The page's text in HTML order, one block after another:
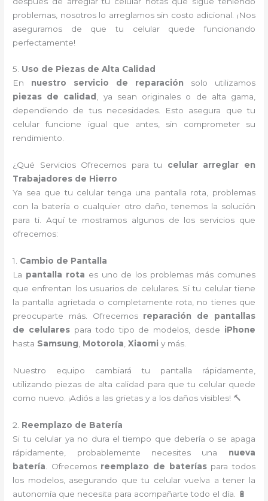
problemas, nosotros lo arreglamos sin costo adicional. ¡Nos
aseguramos de que tu celular quede funcionando
perfectamente!
5. Uso de Piezas de Alta Calidad
En nuestro servicio de reparación solo utilizamos
piezas de calidad , ya sean originales o de alta gama,
dependiendo de tus necesidades. Esto asegura que tu
celular funcione igual que antes, sin comprometer su
rendimiento.
¿Qué Servicios Ofrecemos para tu celular arreglar en
Trabajadores de Hierro
Ya sea que tu celular tenga una pantalla rota, problemas
con la batería o cualquier otro daño, tenemos la solución
para ti. Aquí te mostramos algunos de los servicios que
ofrecemos:
1. Cambio de Pantalla
La pantalla rota es uno de los problemas más comunes
que enfrentan los usuarios de celulares. Si tu celular tiene
la pantalla agrietada o completamente rota, no tienes que
preocuparte más. Ofrecemos reparación de pantallas
de celularespara todo tipo de modelos, desde iPhone
hasta Samsung Motorola ,Xiaomi y más.
Nuestro equipo cambiará tu pantalla rápidamente,
utilizando piezas de alta calidad para que tu celular quede
como nuevo. ¡Adiós a las grietas y a los daños visibles! 🔨
2. Reemplazo de Batería
Si tu celular ya no dura el tiempo que debería o se apaga
rápidamente, probablemente necesites una nueva
batería . Ofrecemos reemplazo de bateríaspara todos
los modelos, asegurando que tu celular vuelva a tener la
autonomía que necesita para acompañarte todo el día. 🔋